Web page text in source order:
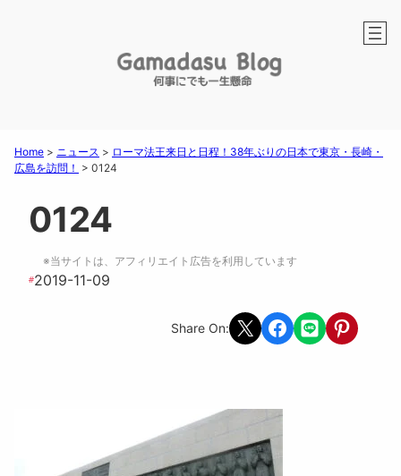
Home > ニュース > ローマ法王来日と日程！38年ぶりの日本で東京・長崎・
広島を訪問！ > 0124
0124
※当サイトは、アフィリエイト広告を利用しています
#2019-11-09
Share On: Share on X Share on Facebook
Share on LINEShare on